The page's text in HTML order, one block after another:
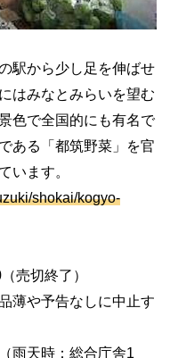
駅から少し足を伸ばせ
はみなとみらいを望む
色で全国的にも有名で
ある「都筑野菜」を官
います。
shokai/kogyo-
（売切終了）
薄や予告なしに中止す
雨天時：総合庁舎1